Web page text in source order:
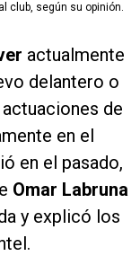
club, según su opinión.
actualmente
delantero o
de
en el
en el pasado,
Omar Labruna
y explicó los